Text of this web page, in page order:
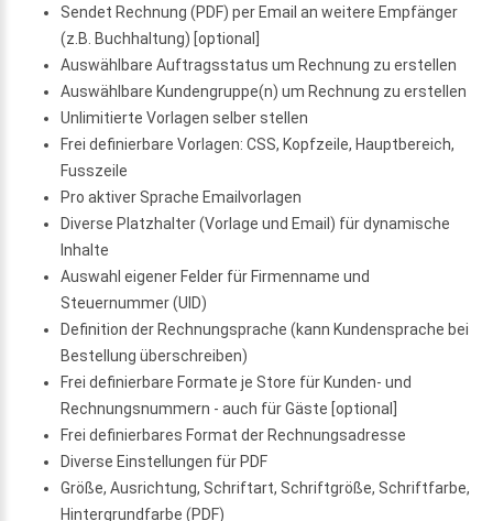
Sendet Rechnung (PDF) per Email an weitere Empfänger
(z.B. Buchhaltung) [optional]
Auswählbare Auftragsstatus um Rechnung zu erstellen
Auswählbare Kundengruppe(n) um Rechnung zu erstellen
Unlimitierte Vorlagen selber stellen
Frei definierbare Vorlagen: CSS, Kopfzeile, Hauptbereich,
Fusszeile
Pro aktiver Sprache Emailvorlagen
Diverse Platzhalter (Vorlage und Email) für dynamische
Inhalte
Auswahl eigener Felder für Firmenname und
Steuernummer (UID)
Definition der Rechnungsprache (kann Kundensprache bei
Bestellung überschreiben)
Frei definierbare Formate je Store für Kunden- und
Rechnungsnummern - auch für Gäste [optional]
Frei definierbares Format der Rechnungsadresse
Diverse Einstellungen für PDF
Größe, Ausrichtung, Schriftart, Schriftgröße, Schriftfarbe,
Hintergrundfarbe (PDF)